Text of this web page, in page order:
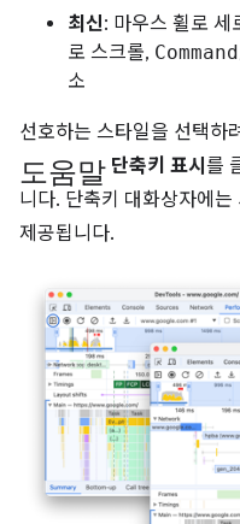
최신: 마우스 휠로 세
로 스크롤,
소
선호하는 스타일을 선택하
도움말 단축키 표시 를
니다. 단축키 대화상자에
제공됩니다.